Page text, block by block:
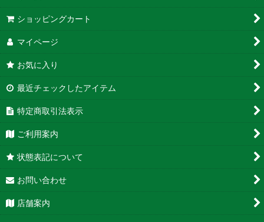
ショッピングカート
マイページ
お気に入り
最近チェックしたアイテム
特定商取引法表示
ご利用案内
状態表記について
お問い合わせ
店舗案内